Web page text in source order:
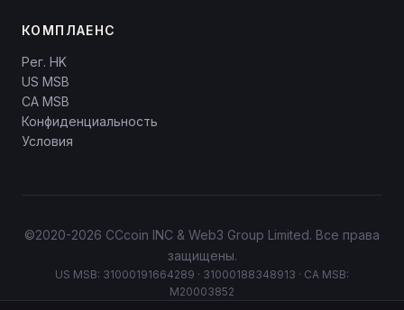
КОМПЛАЕНС
Рег. HK
US MSB
CA MSB
Конфиденциальность
Условия
©2020-2026 CCcoin INC & Web3 Group Limited. Все права
защищены.
US MSB: 31000191664289 · 31000188348913 · CA MSB:
M20003852